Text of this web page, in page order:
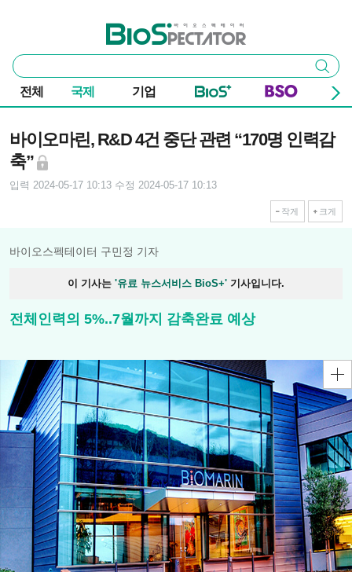
바이오스펙테이터
통
합
검
색
검색
전체 국제 기업
바이오마린, R&D 4건 중단 관련 “170명 인력감
축”
입력 2024-05-17 10:13 수정 2024-05-17 10:13
작게 크게
바이오스펙테이터 구민정 기자
이 기사는 '유료 뉴스서비스 BioS+' 기사입니다.
전체인력의 5%..7월까지 감축완료 예상